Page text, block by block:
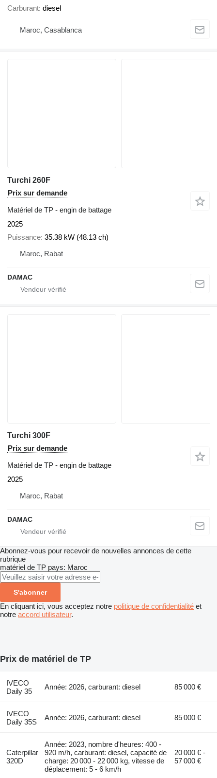
Carburant diesel
Maroc, Casablanca
Turchi 260F
Prix sur demande
Matériel de TP - engin de battage
2025
Puissance 35.38 kW (48.13 ch)
Maroc, Rabat
DAMAC
Turchi 300F
Prix sur demande
Matériel de TP - engin de battage
2025
Maroc, Rabat
DAMAC
Abonnez-vous pour recevoir de nouvelles annonces de cette
rubrique
matériel de TP pays: Maroc
S'abonner
En cliquant ici, vous acceptez notre politique de confidentialité et
notre accord utilisateur.
Prix de matériel de TP
IVECO
Daily 35
Année: 2026, carburant: diesel 85 000 €
IVECO
Daily 35S
Année: 2026, carburant: diesel 85 000 €
Caterpillar
320D
Année: 2023, nombre d'heures: 400 -
920 m/h, carburant: diesel, capacité de
charge: 20 000 - 22 000 kg, vitesse de
déplacement: 5 - 6 km/h
20 000 € -
57 000 €